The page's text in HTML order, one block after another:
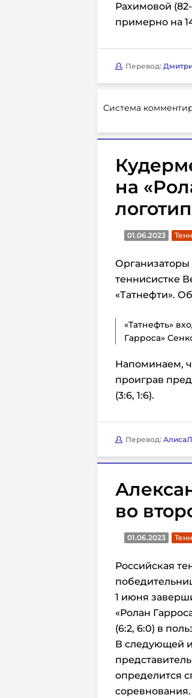
Рахимовой
примерно на
Перевод:
Система
на
01.06.2023
теннисистке
«Татнефти».
«Татнефть»
Гарроса»
Напоминаем,
проиграв
(3:6, 1:6).
Перевод: АлисаЛ
во
01.06.2023
Российская
1 июня
«Ролан
(6:2, 6:0) в
В следующей
определится
соревнования.